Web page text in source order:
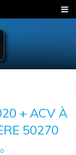
+ ACV À
50270